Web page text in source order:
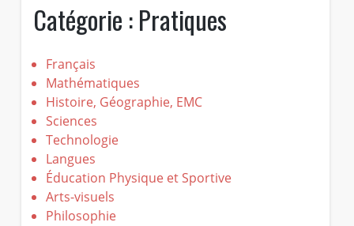
Catégorie :Pratiques
Français
Mathématiques
Histoire, Géographie, EMC
Sciences
Technologie
Langues
Éducation Physique et Sportive
Arts-visuels
Philosophie